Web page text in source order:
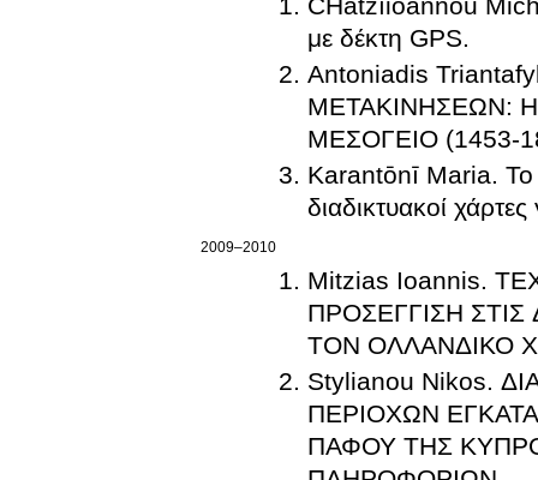
με δέκτη GPS.
Antoniadis
ΜΕΤΑΚΙΝΗΣΕΩΝ:
ΜΕΣΟΓΕΙΟ (1453-
Karantōnī Maria. Το
διαδικτυακοί
2009–2010
Mitzias Ioannis.
ΠΡΟΣΕΓΓΙΣΗ ΣΤΙΣ ΔΙΑΔΡΟΜΕΣ ΤΟΥΣ ΑΠΟ ΤΟΝ ΜΕΣΑΙΩΝΑ ΜΕΧΡΙ
ΤΟΝ ΟΛΛΑΝΔΙΚΟ
Stylianou Nikos.
ΠΕΡΙΟΧΩΝ ΕΓΚΑΤΑΣΤΑΣΗΣ ΑΙΟΛΙΚΟΥ ΠΑΡΚΟΥ ΣΤΗΝ ΕΠΑΡΧΙΑ
ΠΑΦΟΥ ΤΗΣ ΚΥΠΡΟΥ, ΜΕ